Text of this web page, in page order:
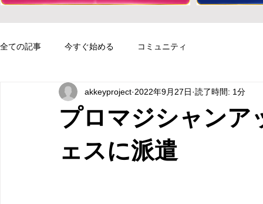
全ての記事 今すぐ始める コミュニティ
プロマジシャンア
ェスに派遣
akkeyproject 2022年9月27日 読了時間: 1分